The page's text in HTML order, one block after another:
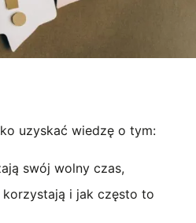
uzyskać wiedzę o tym:
swój wolny czas,
i jak często to